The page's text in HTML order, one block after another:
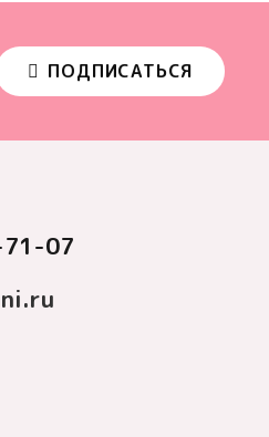
ПОДПИСАТЬСЯ
07